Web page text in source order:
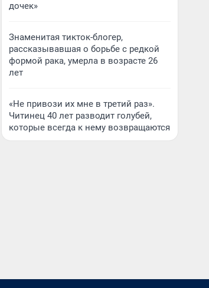
дочек»
Знаменитая тикток-блогер,
рассказывавшая о борьбе с редкой
формой рака, умерла в возрасте 26
лет
«Не привози их мне в третий раз».
Читинец 40 лет разводит голубей,
которые всегда к нему возвращаются